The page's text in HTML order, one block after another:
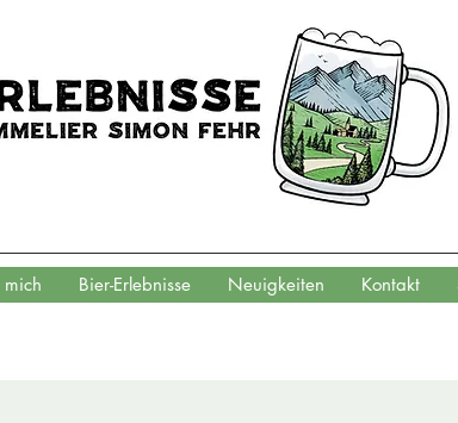
Bier-Erlebnisse Neuigkeiten Kontakt